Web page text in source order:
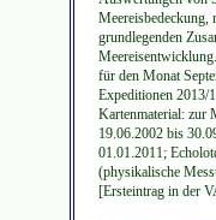
Meereisbedeckung,
grundlegenden
für den Monat
Expeditionen 2013/
Kartenmaterial: zur
19.06.2002 bis
01.01.2011;
(physikalische
[Ersteintrag in der